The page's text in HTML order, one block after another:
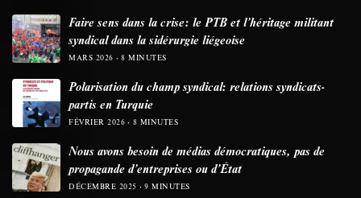
Faire sens dans la crise: le PTB et l’héritage militant
syndical dans la sidérurgie liégeoise
MARS 2026 8 MINUTES
Polarisation du champ syndical: relations syndicats-
partis en Turquie
FÉVRIER 2026 8 MINUTES
Nous avons besoin de médias démocratiques, pas de
propagande d’entreprises ou d’État
DÉCEMBRE 2025 9 MINUTES